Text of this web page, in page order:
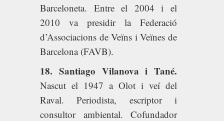
Barceloneta. Entre el 2004 i el
2010 va presidir la Federació
d’Associacions de Veïns i Veïnes de
Barcelona (FAVB).
18. Santiago Vilanova i Tané.
Nascut el 1947 a Olot i veí del
Raval. Periodista, escriptor i
consultor ambiental. Cofundador